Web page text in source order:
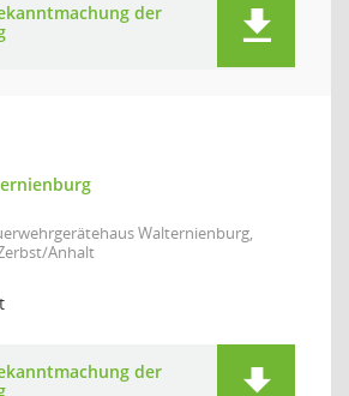
der
Walternienburg,
Anhalt
der